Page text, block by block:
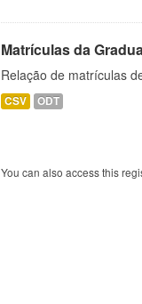
Matrículas da
Relação de matrículas
CSV ODT
You can also access this